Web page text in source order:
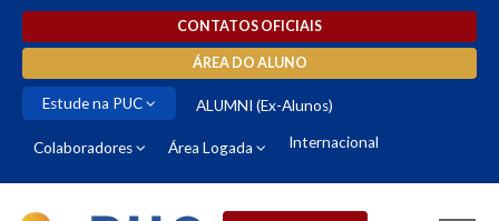
CONTATOS OFICIAIS
ÁREA DO ALUNO
Estude na PUC ALUMNI (Ex-Alunos)
Colaboradores Área Logada Internacional